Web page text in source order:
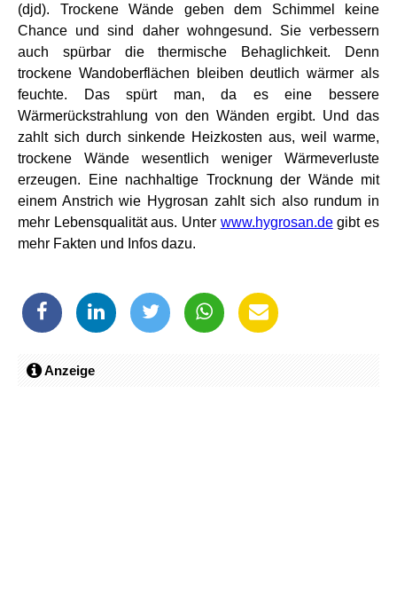
(djd). Trockene Wände geben dem Schimmel keine
Chance und sind daher wohngesund. Sie verbessern
auch spürbar die thermische Behaglichkeit. Denn
trockene Wandoberflächen bleiben deutlich wärmer als
feuchte. Das spürt man, da es eine bessere
Wärmerückstrahlung von den Wänden ergibt. Und das
zahlt sich durch sinkende Heizkosten aus, weil warme,
trockene Wände wesentlich weniger Wärmeverluste
erzeugen. Eine nachhaltige Trocknung der Wände mit
einem Anstrich wie Hygrosan zahlt sich also rundum in
mehr Lebensqualität aus. Unter www.hygrosan.degibt es
mehr Fakten und Infos dazu.
Anzeige